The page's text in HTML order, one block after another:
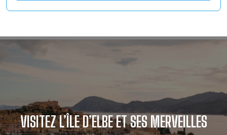
VISITEZ L’ÎLE D’ELBE ET SES MERVEILLES